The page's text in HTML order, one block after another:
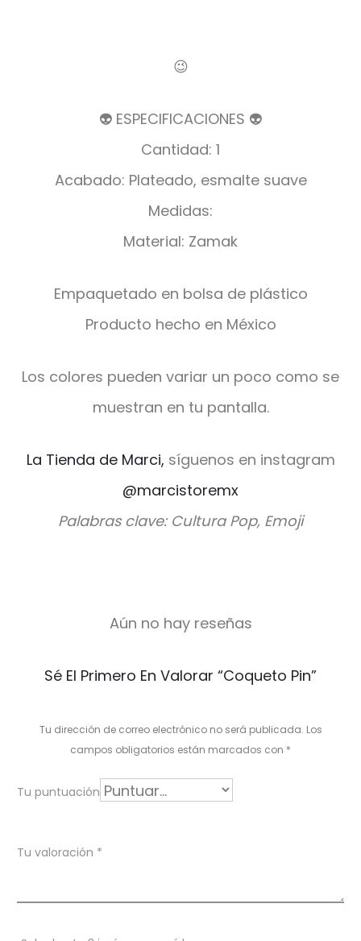
😉
👽 ESPECIFICACIONES 👽
Cantidad: 1
Acabado: Plateado, esmalte suave
Medidas:
Material: Zamak
Empaquetado en bolsa de plástico
Producto hecho en México
Los colores pueden variar un poco como se
muestran en tu pantalla.
La Tienda de Marci, síguenos en instagram
@marcistoremx
Palabras clave: Cultura Pop, Emoji
r
i
o
Aún no hay reseñas
Sé El Primero En Valorar “Coqueto Pin”
Tu dirección de correo electrónico no será publicada. Los
campos obligatorios están marcados con *
Tu puntuación
Tu valoración *